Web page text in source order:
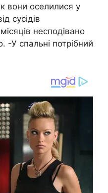
вони оселилися у
сусідів
несподівано
-У спальні потрібний